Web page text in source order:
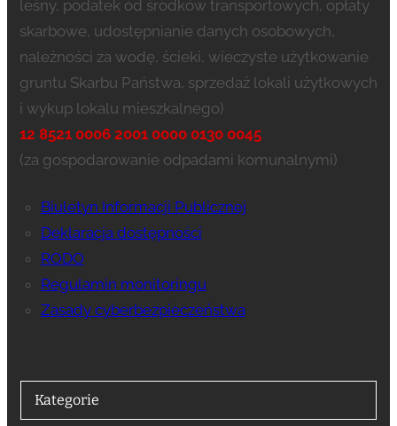
leśny, podatek od środków transportowych, opłaty
skarbowe, udostępnianie danych osobowych,
należności za wodę, ścieki, wieczyste użytkowanie
gruntu Skarbu Państwa, sprzedaż lokali użytkowych
i wykup lokalu mieszkalnego)
12 8521 0006 2001 0000 0130 0045
(za gospodarowanie odpadami komunalnymi)
Biuletyn Informacji Publicznej
Deklaracja dostępności
RODO
Regulamin monitoringu
Zasady cyberbezpieczeństwa
Kategorie